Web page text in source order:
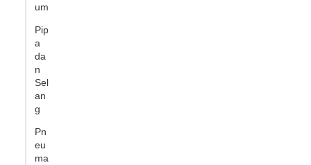
um
Pip
a
da
n
Sel
an
g
Pn
eu
ma